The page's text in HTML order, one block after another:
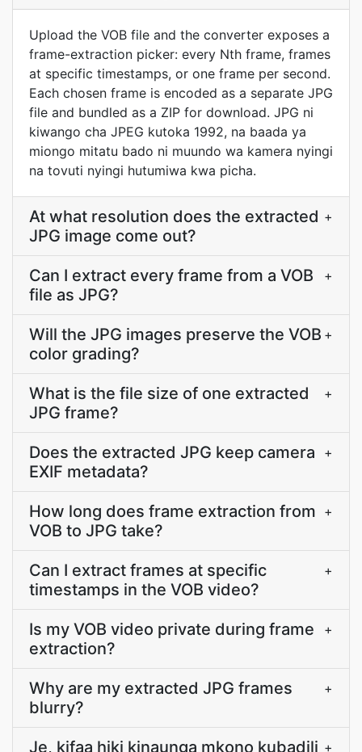
Upload the VOB file and the converter exposes a
frame-extraction picker: every Nth frame, frames
at specific timestamps, or one frame per second.
Each chosen frame is encoded as a separate JPG
file and bundled as a ZIP for download. JPG ni
kiwango cha JPEG kutoka 1992, na baada ya
miongo mitatu bado ni muundo wa kamera nyingi
na tovuti nyingi hutumiwa kwa picha.
At what resolution does the extracted
JPG image come out?
+
Can I extract every frame from a VOB
file as JPG?
+
Will the JPG images preserve the VOB
color grading?
+
What is the file size of one extracted
JPG frame?
+
Does the extracted JPG keep camera
EXIF metadata?
+
How long does frame extraction from
VOB to JPG take?
+
Can I extract frames at specific
timestamps in the VOB video?
+
Is my VOB video private during frame
extraction?
+
Why are my extracted JPG frames
blurry?
+
Je, kifaa hiki kinaunga mkono kubadili +